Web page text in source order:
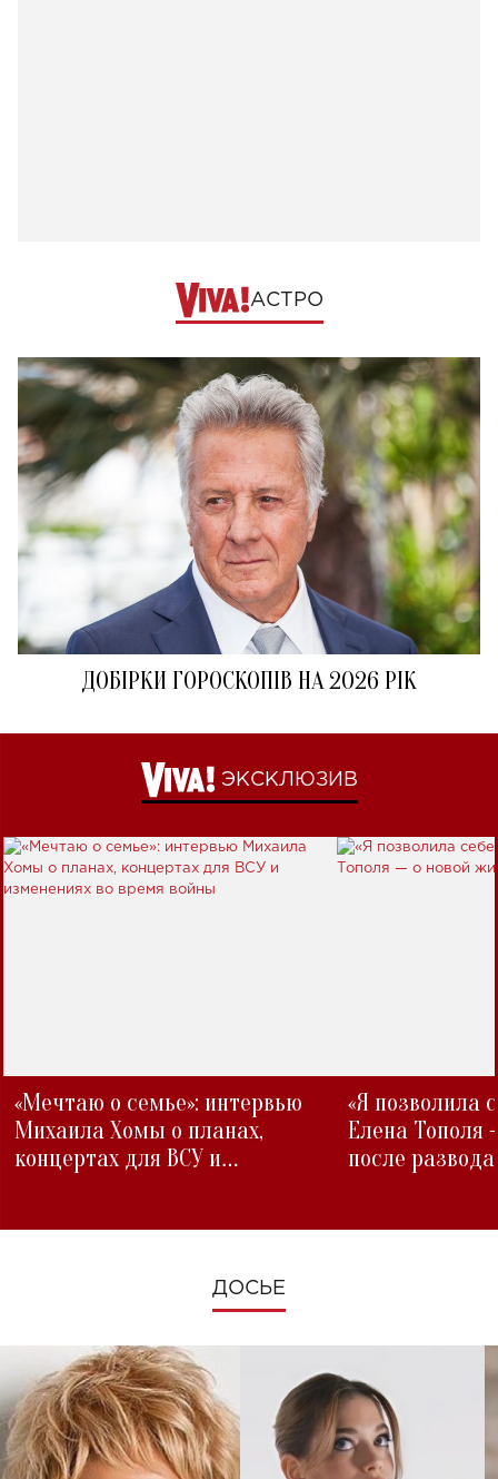
АСТРО
ДОБІРКИ ГОРОСКОПІВ НА 2026 РІК
ЭКСКЛЮЗИВ
«Мечтаю о семье»: интервью
Михаила Хомы о планах,
концертах для ВСУ и
«Я позволила
Елена Тополя
после развода
ДОСЬЕ